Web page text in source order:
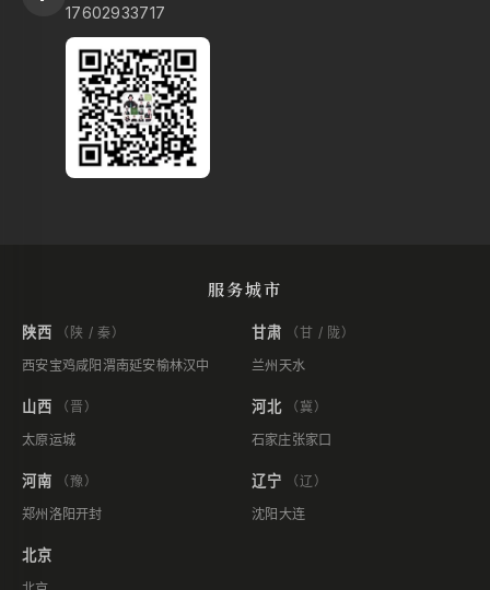
17602933717
服务城市
陕西
（陕 / 秦）
西安宝鸡咸阳 渭南延安榆林汉中
甘肃
（甘 / 陇）
兰州 天水
山西
（晋）
太原运城
河北
（冀）
石家庄张家口
河南
（豫）
郑州 洛阳开封
辽宁
（辽）
沈阳 大连
北京